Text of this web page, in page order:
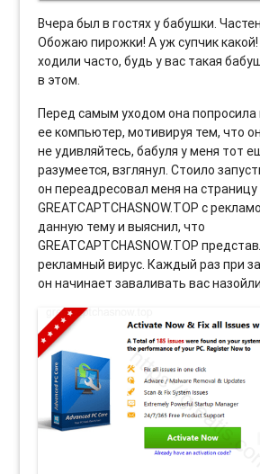
Вчера был в гостях у бабушки.
Обожаю пирожки! А уж супчик
ходили часто, будь у вас такая
в этом.
Перед самым уходом она попросила
ее компьютер, мотивируя тем, что
не удивляйтесь, бабуля у меня тот
разумеется, взглянул. Стоило
он переадресовал меня на страницу
GREATCAPTCHASNOW.TOP с
данную тему и выяснил, что
GREATCAPTCHASNOW.TOP
рекламный вирус. Каждый раз при
он начинает заваливать вас